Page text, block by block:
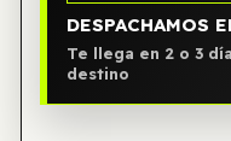
DESPACHAMOS
Te llega en 2 o 3
destino